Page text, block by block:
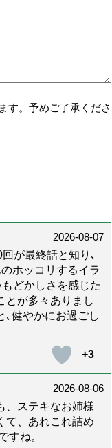
す。予めご了承くださ
2026-08-07
が最終話と知り､
ホッコリするイラ
どかしさを感じた
とが多々ありまし
､健やかにお過ごし
+3
2026-08-06
、ステキなお姉様
て、あれこれ詰め
すね。